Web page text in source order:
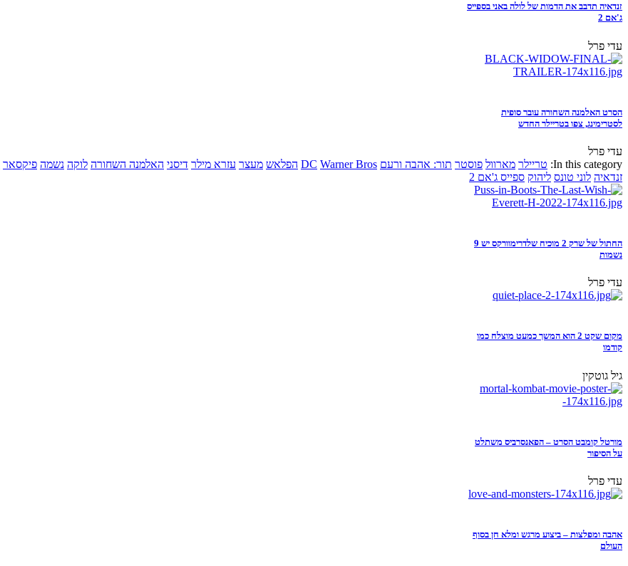
זנדאיה תדבב את הדמות של לולה באני בספייס
ג'אם 2
עדי פרל
הסרט האלמנה השחורה עובר סופית
לסטרימינג, צפו בטריילר החדש
עדי פרל
In this category: טריילר מארוול פוסטר תור: אהבה ורעם DC Warner Bros הפלאש מעצר עזרא מילר דיסני האלמנה השחורה לוקה נשמה פיקסאר
זנדאיה לוני טונס ליהוק ספייס ג'אם 2
החתול של שרק 2 מוכיח שלדרימוורקס יש 9
נשמות
עדי פרל
מקום שקט 2 הוא המשך כמעט מוצלח כמו
קודמו
גיל גוטקין
מורטל קומבט הסרט – הפאנסרביס משתלט
על הסיפור
עדי פרל
אהבה ומפלצות – ביצוע מרגש ומלא חן בסוף
העולם